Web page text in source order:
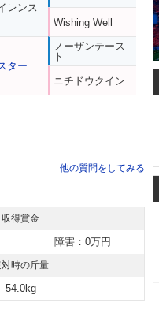
レンス
ター
Wishing Well
ノーザンテース
ト
ニチドウクイン
他の質問をしてみる
収得賞金
障害：0万円
時の斤量
54.0kg